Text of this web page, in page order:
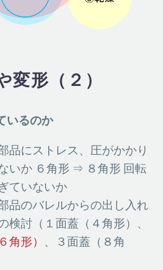
形（２）
いるのか
品にストレス、圧がかかり
いか ６角形 ⇒ ８角形 回転
ていないか
品のバレルからの出し入れ
検討（１面蓋（４角形）、
角形） 、３面蓋（８角